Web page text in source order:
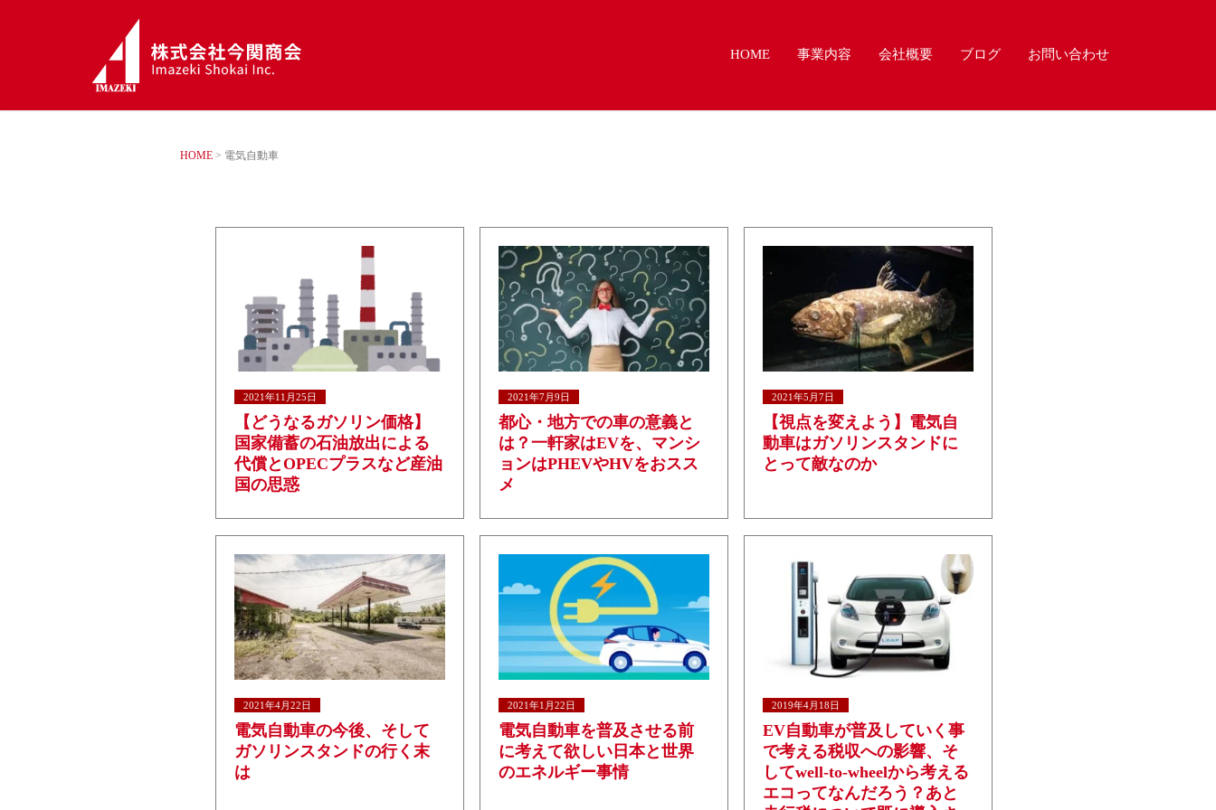
HOME 事業内容 会社概要 ブログ お問い合わせ
HOME > 電気自動車
2021年11月25日
【どうなるガソリン価格】
国家備蓄の石油放出による
代償とOPECプラスなど産油
国の思惑
2021年7月9日
都心・地方での車の意義と
は？一軒家はEVを、マンシ
ョンはPHEVやHVをおスス
メ
2021年5月7日
【視点を変えよう】電気自
動車はガソリンスタンドに
とって敵なのか
2021年4月22日
電気自動車の今後、そして
ガソリンスタンドの行く末
は
2021年1月22日
電気自動車を普及させる前
に考えて欲しい日本と世界
のエネルギー事情
2019年4月18日
EV自動車が普及していく事
で考える税収への影響、そ
してwell-to-wheelから考える
エコってなんだろう？あと